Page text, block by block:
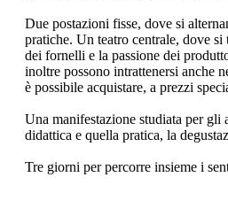
Due postazioni fisse, dove si
pratiche. Un teatro centrale, dove
dei fornelli e la passione dei
inoltre possono intrattenersi anche
è possibile acquistare, a prezzi
Una manifestazione studiata per gli
didattica e quella pratica, la
Tre giorni per percorre insieme i